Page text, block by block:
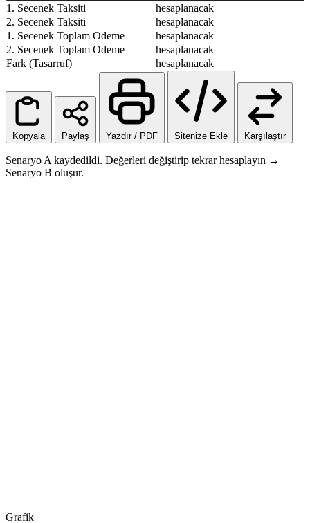
1. Secenek Taksiti
hesaplanacak
2. Secenek Taksiti
hesaplanacak
1. Secenek Toplam Odeme
hesaplanacak
2. Secenek Toplam Odeme
hesaplanacak
Fark (Tasarruf)
hesaplanacak
Kopyala Paylaş Yazdır / PDF Sitenize Ekle Karşılaştır
Senaryo A kaydedildi. Değerleri değiştirip tekrar hesaplayın →
Senaryo B oluşur.
Grafik